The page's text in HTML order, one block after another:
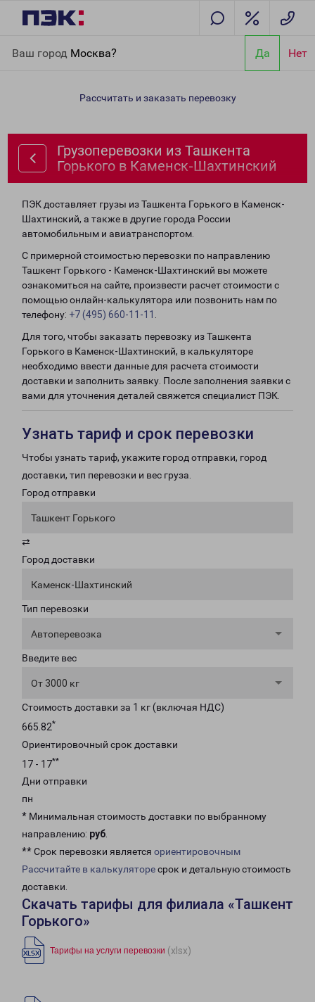
Ваш город Москва? Да Нет
в Каменск-Шахтинский
Рассчитать и заказать перевозку
Грузоперевозки из Ташкента
Горького в Каменск-Шахтинский
ПЭК доставляет грузы из Ташкента Горького в Каменск-
Шахтинский, а также в другие города России
автомобильным и авиатранспортом.
С примерной стоимостью перевозки по направлению
Ташкент Горького - Каменск-Шахтинский вы можете
ознакомиться на сайте, произвести расчет стоимости с
помощью онлайн-калькулятора или позвонить нам по
телефону: +7 (495) 660-11-11
Для того, чтобы заказать перевозку из Ташкента
Горького в Каменск-Шахтинский, в калькуляторе
необходимо ввести данные для расчета стоимости
доставки и заполнить заявку. После заполнения заявки с
вами для уточнения деталей свяжется специалист ПЭК.
Узнать тариф и срок перевозки
Чтобы узнать тариф, укажите город отправки, город
доставки, тип перевозки и вес груза.
Город отправки
Ташкент Горького
⇄
Город доставки
Каменск-Шахтинский
Тип перевозки
Автоперевозка
Введите вес
От 3000 кг
Стоимость доставки за 1 кг (включая НДС)
665.82*
Ориентировочный срок доставки
17 - 17**
Дни отправки
пн
* Минимальная стоимость доставки по выбранному
направлению: руб.
** Срок перевозки является ориентировочным
Рассчитайте в калькуляторесрок и детальную стоимость
доставки.
Скачать тарифы для филиала «Ташкент
Горького»
Тарифы на услуги перевозки (xlsx)